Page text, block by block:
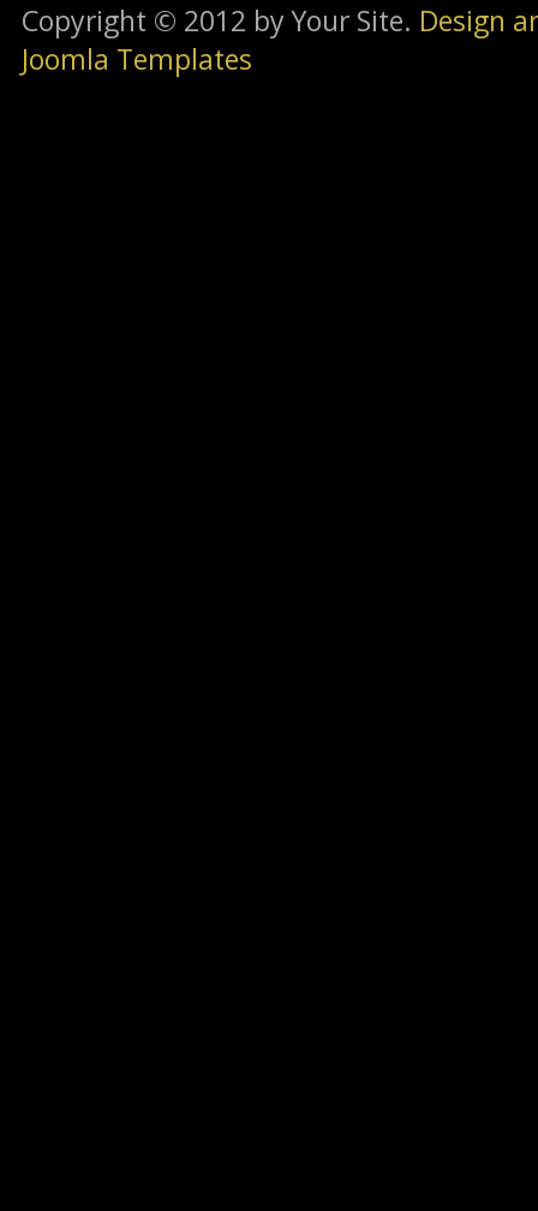
Copyright © 2012 by Your Site. Design
Joomla Templates